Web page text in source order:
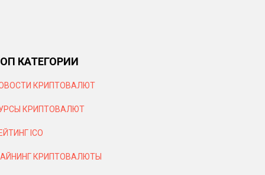
КАТЕГОРИИ
КРИПТОВАЛЮТ
КРИПТОВАЛЮТ
ICO
КРИПТОВАЛЮТЫ